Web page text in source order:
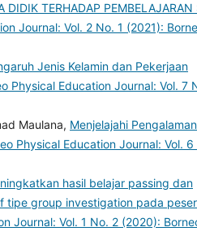
DIDIK TERHADAP PEMBELAJARAN
Journal: Vol. 2 No. 1 (2021):
Jenis Kelamin dan Pekerjaan
Physical Education Journal: Vol. 7
Maulana, Menjelajahi
Physical Education Journal: Vol. 6
hasil belajar passing dan
tipe group investigation pada
Journal: Vol. 1 No. 2 (2020):